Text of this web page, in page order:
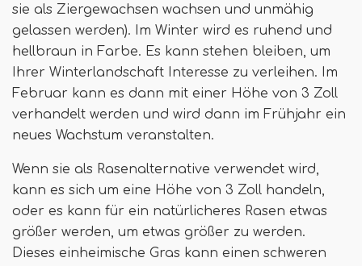
sie als Ziergewachsen wachsen und unmähig
gelassen werden). Im Winter wird es ruhend und
hellbraun in Farbe. Es kann stehen bleiben, um
Ihrer Winterlandschaft Interesse zu verleihen. Im
Februar kann es dann mit einer Höhe von 3 Zoll
verhandelt werden und wird dann im Frühjahr ein
neues Wachstum veranstalten.
Wenn sie als Rasenalternative verwendet wird,
kann es sich um eine Höhe von 3 Zoll handeln,
oder es kann für ein natürlicheres Rasen etwas
größer werden, um etwas größer zu werden.
Dieses einheimische Gras kann einen schweren